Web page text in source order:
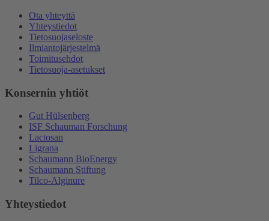
Ota yhteyttä
Yhteystiedot
Tietosuojaseloste
Ilmiantojärjestelmä
Toimitusehdot
Tietosuoja-asetukset
Konsernin yhtiöt
Gut Hülsenberg
ISF Schauman Forschung
Lactosan
Ligrana
Schaumann BioEnergy
Schaumann Stiftung
Tilco-Alginure
Yhteystiedot